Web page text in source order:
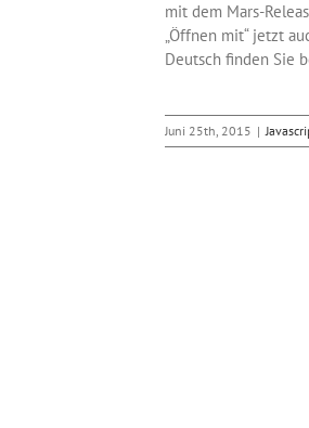
mit dem Mars-
„Öffnen mit“ jetzt
Deutsch finden Sie
Juni 25th, 2015 |